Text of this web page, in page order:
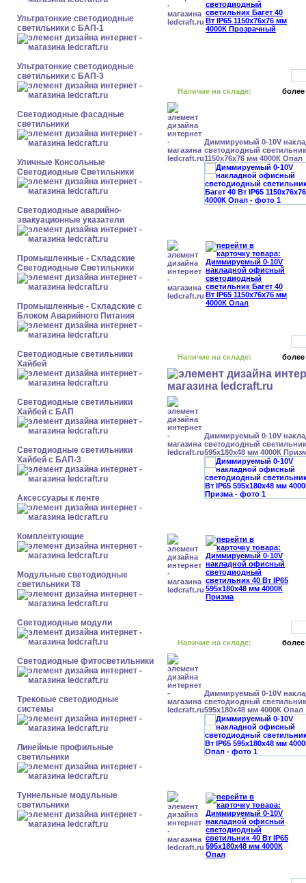
Ультратонкие светодиодные
светильники с БАП-1
Ультратонкие светодиодные
светильники с БАП-3
Светодиодные фасадные
светильники
Уличные Консольные
Светодиодные Светильники
Светодиодные аварийно-
эвакуационные указатели
Промышленные - Складские
Светодиодные Светильники
Промышленные - Складские с
Блоком Аварийного Питания
Светодиодные светильники
Хайбей
Светодиодные светильники
Хайбей с БАП
Светодиодные светильники
Хайбей с БАП-3
Аксессуары к ленте
Комплектующие
Модульные светодиодные
светильники Т8
Светодиодные модули
Светодиодные фитосветильники
Трековые светодиодные
системы
Линейные профильные
светильники
Туннельные модульные
светильники
Наличие на складе: более
Диммируемый 0-10V
светодиодный светильник
1150x76x76 мм 4000К Опал
Наличие на складе: более
Диммируемый 0-10V
светодиодный
595x180x48 мм 4000К
Наличие на складе: более
Диммируемый 0-10V
светодиодный
595x180x48 мм 4000К Опал